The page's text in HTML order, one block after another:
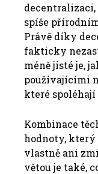
decentralizaci,
spíše
Právě díky
fakticky
méně jisté je,
používajícími
které
Kombinace
hodnoty, který
vlastně ani
větou je také,